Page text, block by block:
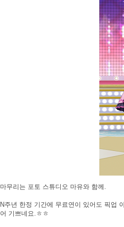
마무리는 포토 스튜디오 마유와 함께.
N주년 한정 기간에 무료연이 있어도 픽업
어 기쁘네요.ㅎㅎ